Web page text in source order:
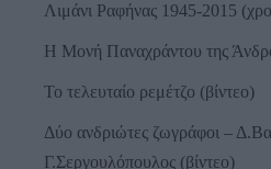
Λιμάνι Ραφήνας 1945-2015
Η Μονή Παναχράντου της
Το τελευταίο ρεμέτζο (βίντεο)
Δύο ανδριώτες ζωγράφοι –
Γ.Σεργουλόπουλος (βίντεο)